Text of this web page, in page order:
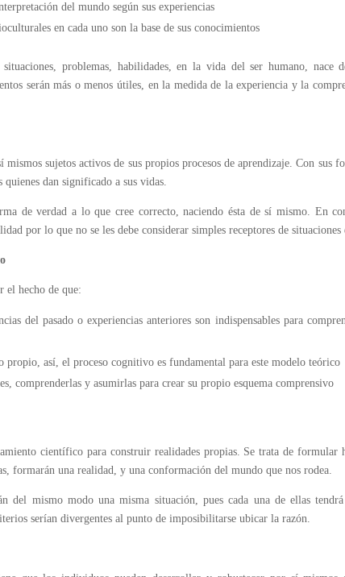
del mundo según sus experiencias
en cada uno son la base de sus conocimientos
problemas, habilidades, en la vida del ser humano, nace
serán más o menos útiles, en la medida de la experiencia y la
sujetos activos de sus propios procesos de aprendizaje. Con sus
dan significado a sus vidas.
de verdad a lo que cree correcto, naciendo ésta de sí mismo. En
por lo que no se les debe considerar simples receptores de situaciones
el hecho de que:
del pasado o experiencias anteriores son indispensables para
así, el proceso cognitivo es fundamental para este modelo teórico
comprenderlas y asumirlas para crear su propio esquema comprensivo
científico para construir realidades propias. Se trata de formular
formarán una realidad, y una conformación del mundo que nos rodea.
del mismo modo una misma situación, pues cada una de ellas
serían divergentes al punto de imposibilitarse ubicar la razón.